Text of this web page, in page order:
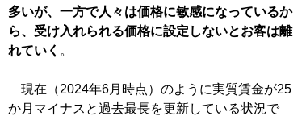
多いが、一方で人々は価格に敏感になっているか
ら、受け入れられる価格に設定しないとお客は離
れていく 。
現在（2024年6月時点）のように実質賃金が25
か月マイナスと過去最長を更新している状況で